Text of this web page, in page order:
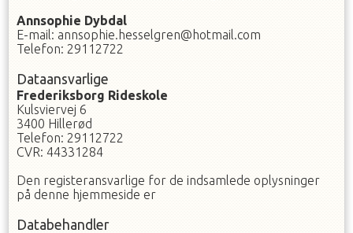
Annsophie Dybdal
E-mail: annsophie.hesselgren@hotmail.com
Telefon: 29112722
Dataansvarlige
Frederiksborg Rideskole
Kulsviervej 6
3400 Hillerød
Telefon: 29112722
CVR: 44331284
Den registeransvarlige for de indsamlede oplysninger
på denne hjemmeside er
Databehandler